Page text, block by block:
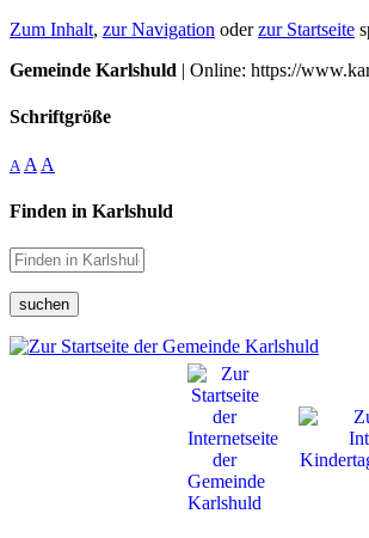
Zum Inhalt, zur Navigation oderzur Startseite
Gemeinde Karlshuld | Online: https://
Schriftgröße
A A A
Finden in Karlshuld
suchen